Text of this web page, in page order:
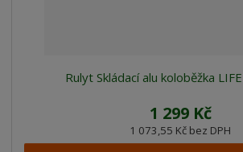
Rulyt Skládací alu koloběžka
1 299 Kč
1 073,55 Kč bez DPH